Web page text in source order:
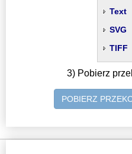
Text
SVG
TIFF
3) Pobierz
POBIERZ